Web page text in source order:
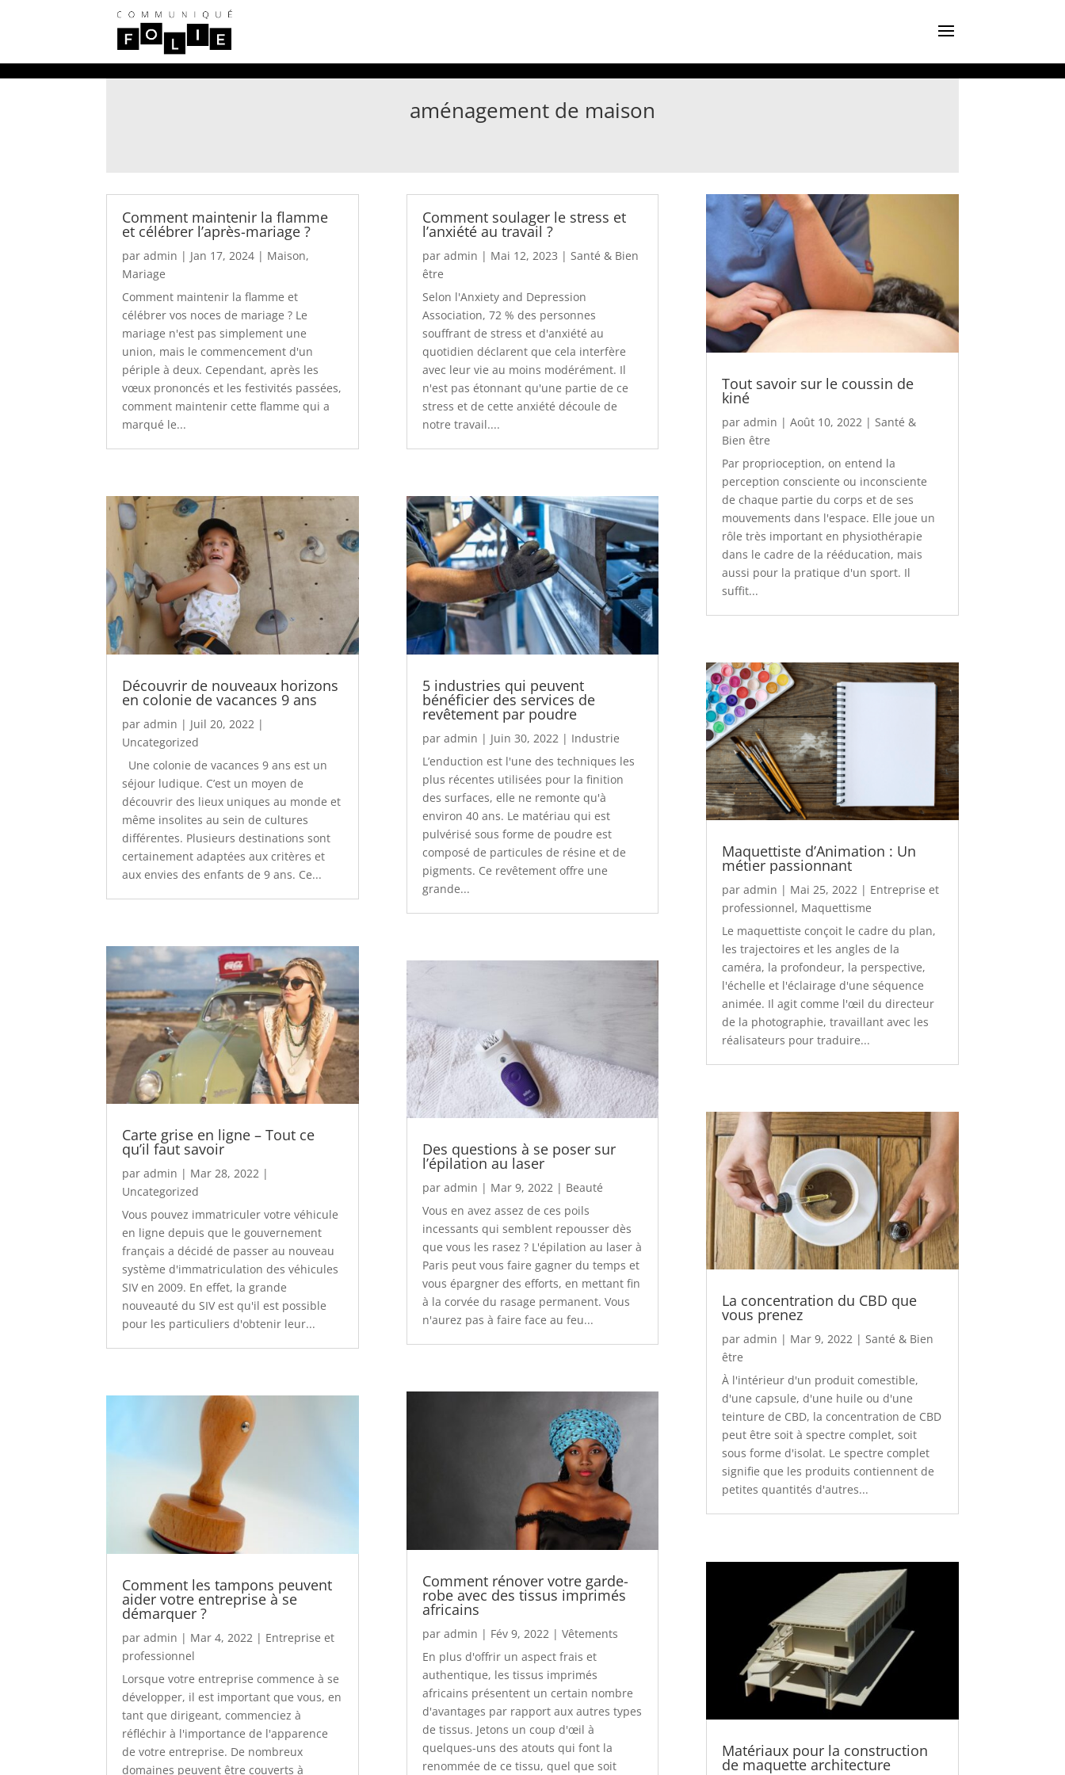
aménagement de maison
Comment maintenir la flamme
et célébrer l’après-mariage ?
paradmin | Jan 17, 2024 | Maison,
Mariage
Comment maintenir la flamme et
célébrer vos noces de mariage ? Le
mariage n'est pas simplement une
union, mais le commencement d'un
périple à deux. Cependant, après les
vœux prononcés et les festivités passées,
comment maintenir cette flamme qui a
marqué le...
Découvrir de nouveaux horizons
en colonie de vacances 9 ans
paradmin | Juil 20, 2022 |
Uncategorized
Une colonie de vacances 9 ans est un
séjour ludique. C’est un moyen de
découvrir des lieux uniques au monde et
même insolites au sein de cultures
différentes. Plusieurs destinations sont
certainement adaptées aux critères et
aux envies des enfants de 9 ans. Ce...
Carte grise en ligne – Tout ce
qu’il faut savoir
paradmin | Mar 28, 2022 |
Uncategorized
Vous pouvez immatriculer votre véhicule
en ligne depuis que le gouvernement
français a décidé de passer au nouveau
système d'immatriculation des véhicules
SIV en 2009. En effet, la grande
nouveauté du SIV est qu'il est possible
pour les particuliers d'obtenir leur...
Comment les tampons peuvent
aider votre entreprise à se
démarquer ?
paradmin | Mar 4, 2022 | Entreprise et
professionnel
Lorsque votre entreprise commence à se
développer, il est important que vous, en
tant que dirigeant, commenciez à
réfléchir à l'importance de l'apparence
de votre entreprise. De nombreux
domaines peuvent être couverts à
Comment soulager le stress et
l’anxiété au travail ?
par admin | Mai 12, 2023 | Santé & Bien
être
Selon l'Anxiety and Depression
Association, 72 % des personnes
souffrant de stress et d'anxiété au
quotidien déclarent que cela interfère
avec leur vie au moins modérément. Il
n'est pas étonnant qu'une partie de ce
stress et de cette anxiété découle de
notre travail....
5 industries qui peuvent
bénéficier des services de
revêtement par poudre
par admin | Juin 30, 2022 | Industrie
L’enduction est l'une des techniques les
plus récentes utilisées pour la finition
des surfaces, elle ne remonte qu'à
environ 40 ans. Le matériau qui est
pulvérisé sous forme de poudre est
composé de particules de résine et de
pigments. Ce revêtement offre une
grande...
Des questions à se poser sur
l’épilation au laser
par admin | Mar 9, 2022| Beauté
Vous en avez assez de ces poils
incessants qui semblent repousser dès
que vous les rasez ? L'épilation au laser à
Paris peut vous faire gagner du temps et
vous épargner des efforts, en mettant fin
à la corvée du rasage permanent. Vous
n'aurez pas à faire face au feu...
Comment rénover votre garde-
robe avec des tissus imprimés
africains
par admin | Fév 9, 2022 | Vêtements
En plus d'offrir un aspect frais et
authentique, les tissus imprimés
africains présentent un certain nombre
d'avantages par rapport aux autres types
de tissus. Jetons un coup d'œil à
quelques-uns des atouts qui font la
renommée de ce tissu, quel que soit
Tout savoir sur le coussin de
kiné
par admin | Août 10, 2022 | Santé &
Bien être
Par proprioception, on entend la
perception consciente ou inconsciente
de chaque partie du corps et de ses
mouvements dans l'espace. Elle joue un
rôle très important en physiothérapie
dans le cadre de la rééducation, mais
aussi pour la pratique d'un sport. Il
suffit...
Maquettiste d’Animation : Un
métier passionnant
par admin | Mai 25, 2022| Entreprise et
professionnel, Maquettisme
Le maquettiste conçoit le cadre du plan,
les trajectoires et les angles de la
caméra, la profondeur, la perspective,
l'échelle et l'éclairage d'une séquence
animée. Il agit comme l'œil du directeur
de la photographie, travaillant avec les
réalisateurs pour traduire...
La concentration du CBD que
vous prenez
par admin | Mar 9, 2022| Santé & Bien
être
À l'intérieur d'un produit comestible,
d'une capsule, d'une huile ou d'une
teinture de CBD, la concentration de CBD
peut être soit à spectre complet, soit
sous forme d'isolat. Le spectre complet
signifie que les produits contiennent de
petites quantités d'autres...
Matériaux pour la construction
de maquette architecture